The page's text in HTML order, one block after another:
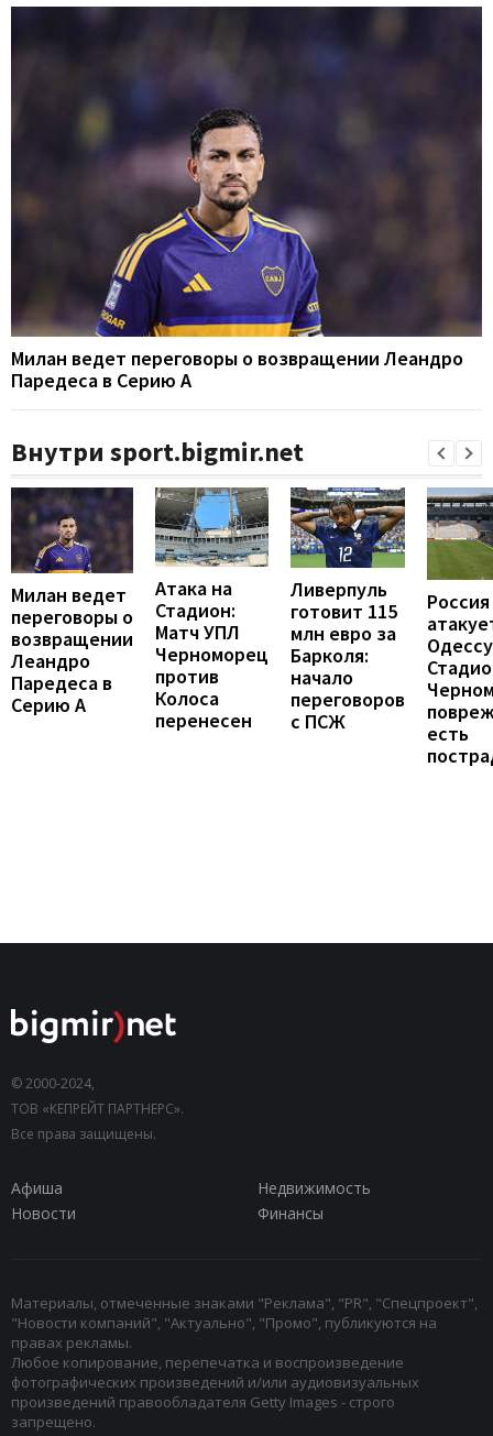
Милан ведет переговоры о возвращении Леандро
Паредеса в Серию А
Внутри sport.bigmir.net
Милан ведет
переговоры о
возвращении
Леандро
Паредеса в
Серию А
Атака на
Стадион:
Матч УПЛ
Черноморец
против
Колоса
перенесен
Ливерпуль
готовит 115
млн евро за
Барколя:
начало
переговоров
с ПСЖ
Россия
есть
© 2000-2024,
ТОВ «КЕПРЕЙТ ПАРТНЕРС».
Все права защищены.
Афиша
Недвижимость
Новости
Финансы
Материалы, отмеченные знаками "Реклама", "PR", "Спецпроект",
"Новости компаний", "Актуально", "Промо", публикуются на
правах рекламы.
Любое копирование, перепечатка и воспроизведение
фотографических произведений и/или аудиовизуальных
произведений правообладателя Getty Images - строго
запрещено.